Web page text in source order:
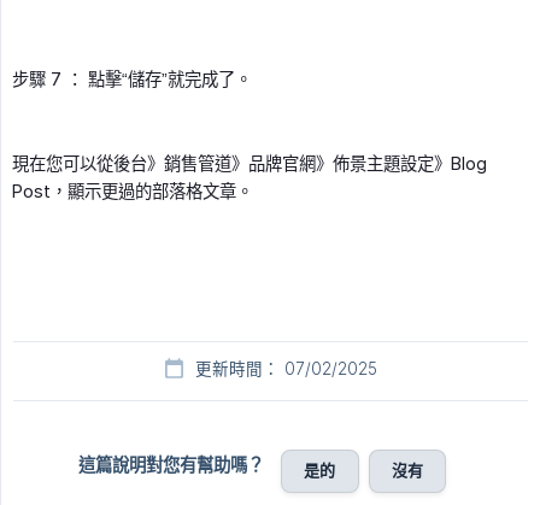
步驟 7 ： 點擊“儲存”就完成了。
現在您可以從後台》銷售管道》品牌官網》佈景主題設定》Blog
Post，顯示更過的部落格文章。
更新時間： 07/02/2025
這篇說明對您有幫助嗎？ 是的 沒有